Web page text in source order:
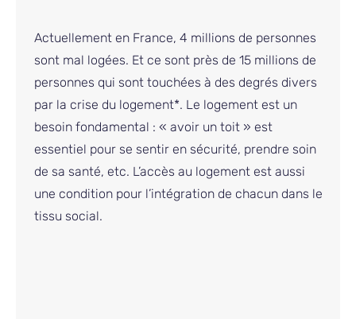
Actuellement en France, 4 millions de personnes
sont mal logées. Et ce sont près de 15 millions de
personnes qui sont touchées à des degrés divers
par la crise du logement*. Le logement est un
besoin fondamental : « avoir un toit » est
essentiel pour se sentir en sécurité, prendre soin
de sa santé, etc. L’accès au logement est aussi
une condition pour l’intégration de chacun dans le
tissu social.